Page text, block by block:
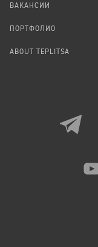
ВАКАНСИИ
ПОРТФОЛИО
ABOUT TEPLITSA